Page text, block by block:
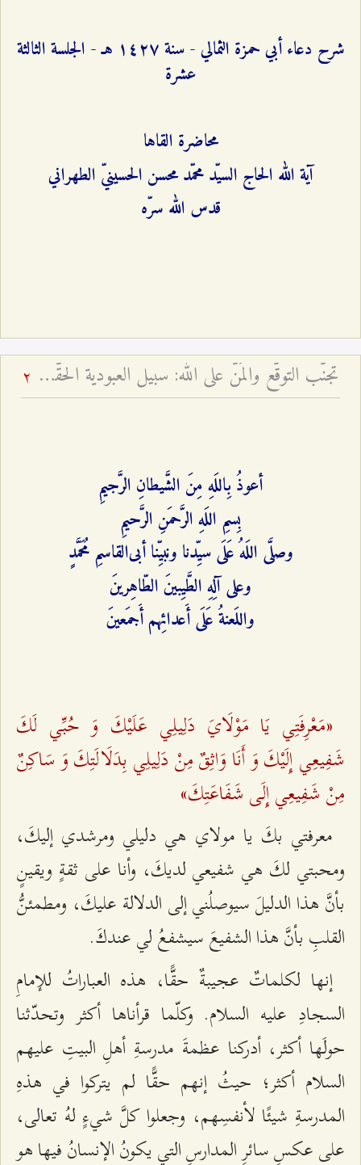
شرح دعاء أبي حمزة الثمالي - سنة ۱٤٢۷ هـ - الجلسة الثالثة
عشرة
محاضرة القاها
آية الله الحاج السيّد محمّد محسن الحسينيّ الطهراني
قدس الله سرّه
تجنّب التوقّع والمَنّ على الله: سبيل العبودية الحقّة - لسانٌ فصيحٌ وقلبٌ مُظلمٌ أم لسانٌ ألكَنٌ وقلبٌ مُضيءٌ؟ 2
أعوذُ بِاللَهِ مِنَ الشَّیطانِ الرَّجیمِ
بِسمِ اللَهِ الرَّحمَنِ الرَّحیمِ
وصلَّى اللَهُ عَلَى سیِّدنا ونبیِّنا أبی‌القاسمِ مُحَمَّدٍ
وعلى آلِهِ الطَّیِبینَ الطّاهِرینَ
واللَعنةُ عَلَى أَعدائِهم أَجمَعینَ
«مَعْرِفَتِي‌ يَا مَوْلَايَ دَلِيلِي عَلَيْكَ وَ حُبِّي لَكَ
شَفِيعِي إِلَيْكَ وَ أَنَا وَاثِقٌ مِنْ دَلِيلِي بِدَلَالَتِكَ وَ سَاكِنٌ
مِنْ شَفِيعِي إِلَى شَفَاعَتِكَ»
معرفتي بكَ يا مولاي هي دليلي ومرشدي إليكَ،
ومحبتي لكَ هي شفيعي لديكَ، وأنا على ثقةٍ ويقينٍ
بأنَّ هذا الدليلَ سيوصلُني إلى الدلالة عليكَ، ومطمئنُّ
القلبِ بأنَّ هذا الشفيعَ سيشفعُ لي عندكَ.
إنها لكلماتٌ عجيبةٌ حقًّا، هذه العباراتُ للإمامِ
السجادِ عليه السلام. وكلّما قرأناها أكثر وتحدّثنا
حولَها أكثر، أدركنا عظمةَ مدرسةِ أهلِ البيتِ عليهم
السلام أكثر؛ حيثُ إنهم حقًّا لم يتركوا في هذهِ
المدرسةِ شيئًا لأنفسِهم، وجعلوا كلَّ شيءٍ لهُ تعالى،
على عكسِ سائرِ المدارسِ التي يكونُ الإنسانُ فيها هو